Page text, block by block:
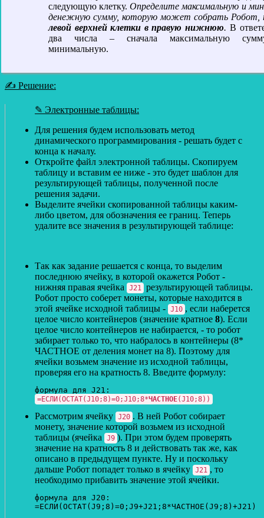
следующую клетку. Определите максимальную и
денежную сумму, которую может собрать Робот,
левой верхней клетки в правую нижнюю. В
два числа – сначала максимальную
минимальную.
✍ Решение:
✎ Электронные таблицы:
Для решения будем использовать метод
динамического программирования - решать будет с
конца к началу.
Откройте файл электронной таблицы. Скопируем
таблицу и вставим ее ниже - это будет шаблон для
результирующей таблицы, полученной после
решения задачи.
Выделите ячейки скопированной таблицы каким-
либо цветом, для обозначения ее границ. Теперь
удалите все значения в результирующей таблице:
Так как задание решается с конца, то выделим
последнюю ячейку, в которой окажется Робот -
нижняя правая ячейка
J21 результирующей таблицы.
Робот просто соберет монеты, которые находится в
этой ячейке исходной таблицы - J10 , если наберется
целое число контейнеров (значение кратное 8). Если
целое число контейнеров не набирается, - то робот
забирает только то, что набралось в контейнеры (8*
ЧАСТНОЕ от деления монет на 8). Поэтому для
ячейки возьмем значение из исходной таблицы,
проверяя его на кратность 8. Введите формулу:
=ЕСЛИ(ОСТАТ(J10;8)=0;J10;8*ЧАСТНОЕ(J10;8))
Рассмотрим ячейку J20 . В ней Робот собирает
монету, значение которой возьмем из исходной
таблицы (ячейка
J9 ). При этом будем проверять
значение на кратность 8 и действовать так же, как
описано в предыдущем пункте. Ну и поскольку
дальше Робот попадет только в ячейку J21 , то
необходимо прибавить значение этой ячейки.
формула для J20:
=ЕСЛИ(ОСТАТ(J9;8)=0;J9+J21;8*ЧАСТНОЕ(J9;8)+J21)